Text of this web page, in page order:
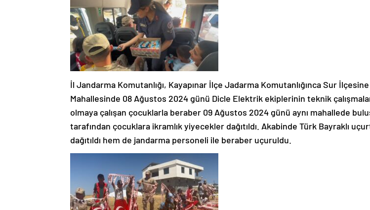
İl Jandarma Komutanlığı, Kayapınar İlçe Jadarma Komutanlığınca Sur İlçesine
Mahallesinde 08 Ağustos 2024 günü Dicle Elektrik ekiplerinin teknik
olmaya çalışan çocuklarla beraber 09 Ağustos 2024 günü aynı mahallede
tarafından çocuklara ikramlık yiyecekler dağıtıldı. Akabinde Türk Bayraklı
dağıtıldı hem de jandarma personeli ile beraber uçuruldu.